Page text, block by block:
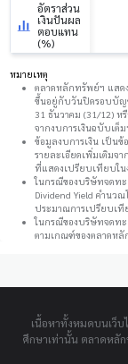
อัตราส่วน
เงินปันผล
ตอบแทน
(%)
หมายเหตุ
ตลาดหลักทรัพย์ฯ แสด
ขึ้นอยู่กับวันปิดรอบบัญ
31 ธันวาคม (31/12) ห
จากงบการเงินฉบับเต็
ข้อมูลงบการเงิน เป็น
รายละเอียดเพิ่มเติมจ
ที่แสดงเปรียบเทียบใ
ในกรณีของบริษัทจดทะ
Dividend Yield คำนว
ประมาณการเปรียบเที
ในกรณีของบริษัทจดทะ
ตามเกณฑ์ของตลาดหลั
เนื้อหาทั้งหมดบนเว็
ศึกษาเท่านั้น ตลาดหลั